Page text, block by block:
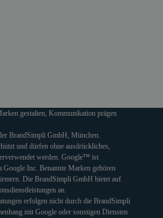
gestalten, Kommunikation prägen
BrandSimpli GmbH, München.
und dürfen ohne ausdrückliches,
werden. Google™ ist
Google Inc. Benannte Marken gehören
Die BrandSimpli GmbH bietet auf
an.
erfolgen nicht durch die BrandSimpli
mit Google oder sonstigen Diensten